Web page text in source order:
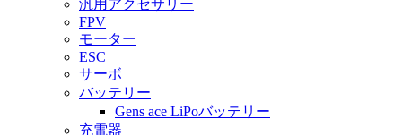
汎用アクセサリー
FPV
モーター
ESC
サーボ
バッテリー
Gens ace LiPoバッテリー
充電器